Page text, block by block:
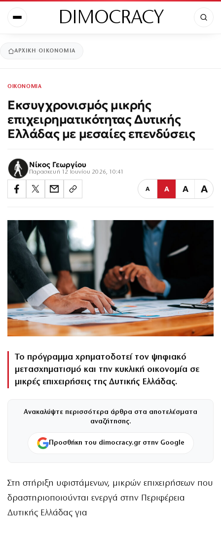
DIMOCRACY
ΑΡΧΙΚΉ ΟΙΚΟΝΟΜΙΑ
ΟΙΚΟΝΟΜΙΑ
Εκσυγχρονισμός μικρής
επιχειρηματικότητας Δυτικής
Ελλάδας με μεσαίες επενδύσεις
Νίκος Γεωργίου
Παρασκευή 12 Ιουνίου 2026, 10:41
Α Α Α Α
Το πρόγραμμα χρηματοδοτεί τον ψηφιακό
μετασχηματισμό και την κυκλική οικονομία σε
μικρές επιχειρήσεις της Δυτικής Ελλάδας.
Ανακαλύψτε περισσότερα άρθρα στα αποτελέσματα
αναζήτησης.
Προσθήκη του dimocracy.gr στην Google
Στη στήριξη υφιστάμενων, μικρών επιχειρήσεων που
δραστηριοποιούνται ενεργά στην Περιφέρεια
Δυτικής Ελλάδας για